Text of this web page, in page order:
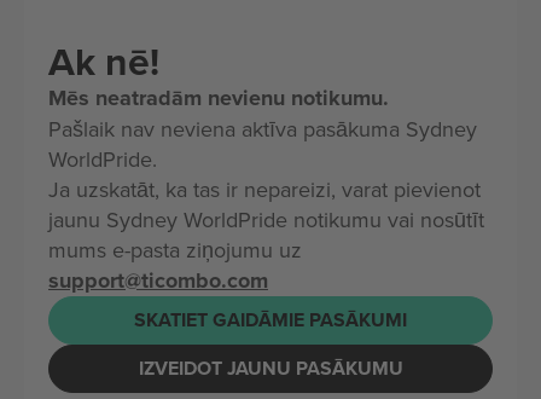
Ak nē!
Mēs neatradām nevienu notikumu.
Pašlaik nav neviena aktīva pasākuma Sydney
WorldPride.
Ja uzskatāt, ka tas ir nepareizi, varat pievienot
jaunu Sydney WorldPride notikumu vai nosūtīt
mums e-pasta ziņojumu uz
support@ticombo.com
SKATIET GAIDĀMIE PASĀKUMI
IZVEIDOT JAUNU PASĀKUMU